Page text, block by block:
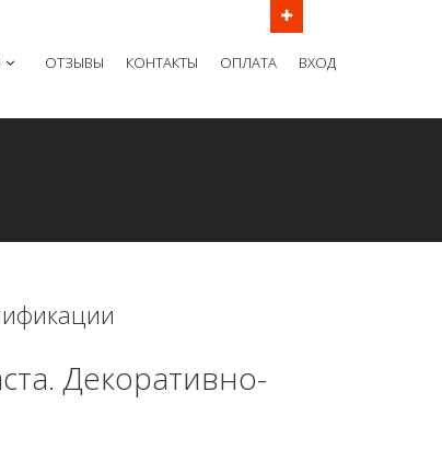
ОТЗЫВЫ КОНТАКТЫ ОПЛАТА ВХОД
Декоративно-